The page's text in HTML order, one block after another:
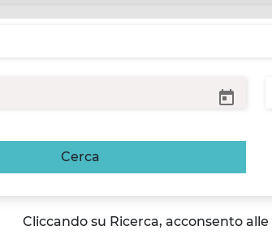
Cerca
Cliccando su Ricerca, acconsento alle